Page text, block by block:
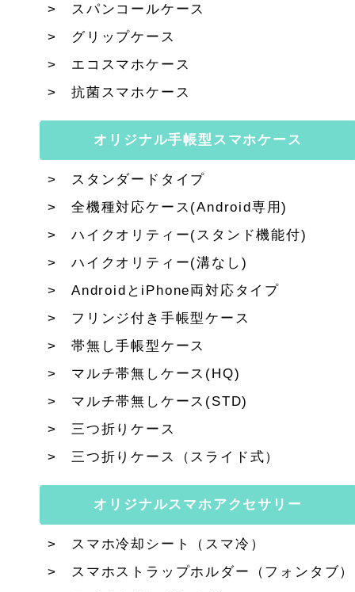
スパンコールケース
グリップケース
エコスマホケース
抗菌スマホケース
オリジナル手帳型スマホケース
スタンダードタイプ
全機種対応ケース(Android専用)
ハイクオリティー(スタンド機能付)
ハイクオリティー(溝なし)
AndroidとiPhone両対応タイプ
フリンジ付き手帳型ケース
帯無し手帳型ケース
マルチ帯無しケース(HQ)
マルチ帯無しケース(STD)
三つ折りケース
三つ折りケース（スライド式）
オリジナルスマホアクセサリー
スマホ冷却シート（スマ冷）
スマホストラップホルダー（フォンタブ）